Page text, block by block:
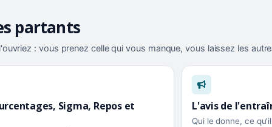
partants
: vous prenez celle qui vous manque, vous laissez les
Sigma, Repos et
L'avis de
Qui le donne, ce